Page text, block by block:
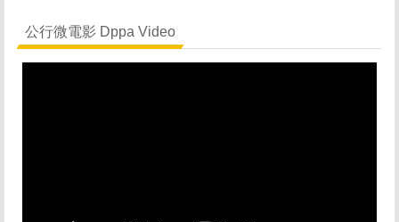
最新消息 News
公行微電影 Dppa Video